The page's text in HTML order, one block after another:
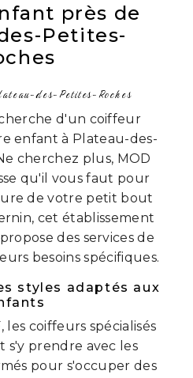
près de
Petites-
des-Petites-Roches
d'un coiffeur
enfant à Plateau-des-
cherchez plus, MOD
qu'il vous faut pour
de votre petit bout
cet établissement
des services de
besoins spécifiques.
styles adaptés aux
les coiffeurs spécialisés
s'y prendre avec les
pour s'occuper des